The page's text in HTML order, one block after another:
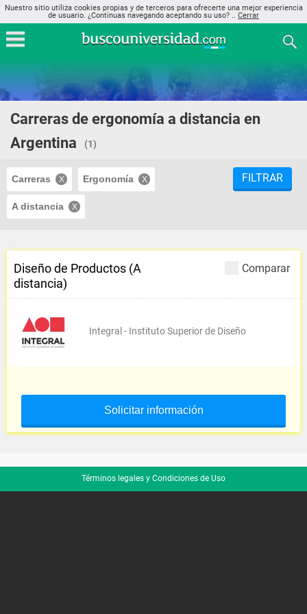
Nuestro sitio utiliza cookies propias y de terceros para ofrecerte una mejor experiencia
de usuario. ¿Continuas navegando aceptando su uso? .. Cerrar
Carreras de ergonomía a distancia en
Argentina
(1)
Carreras Ergonomía
A distancia
FILTRAR
Comparar
Diseño de Productos (A
distancia)
Integral - Instituto Superior de Diseño
Solicitar información
Términos legales y Condiciones de Uso